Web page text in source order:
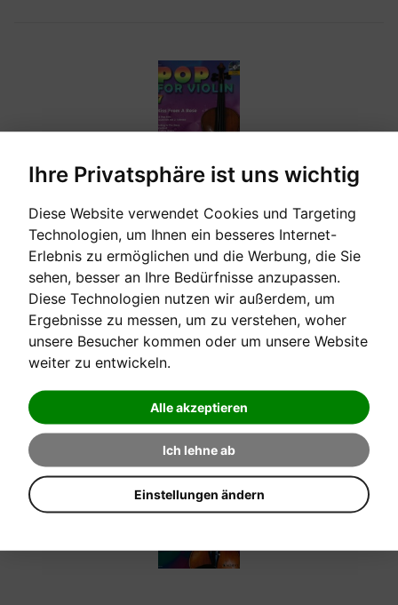
Ihre Privatsphäre ist uns wichtig
Diese Website verwendet Cookies und Targeting
Technologien, um Ihnen ein besseres Internet-
Erlebnis zu ermöglichen und die Werbung, die Sie
sehen, besser an Ihre Bedürfnisse anzupassen.
Diese Technologien nutzen wir außerdem, um
Ergebnisse zu messen, um zu verstehen, woher
unsere Besucher kommen oder um unsere Website
weiter zu entwickeln.
Alle akzeptieren
Ich lehne ab
Einstellungen ändern
[sofort verfügbar]
POP FOR VIOLIN 7
Kiss from a rose, 12 Pop-Hits zusätzlich mit 2.Stimme
Verkaufspreis: